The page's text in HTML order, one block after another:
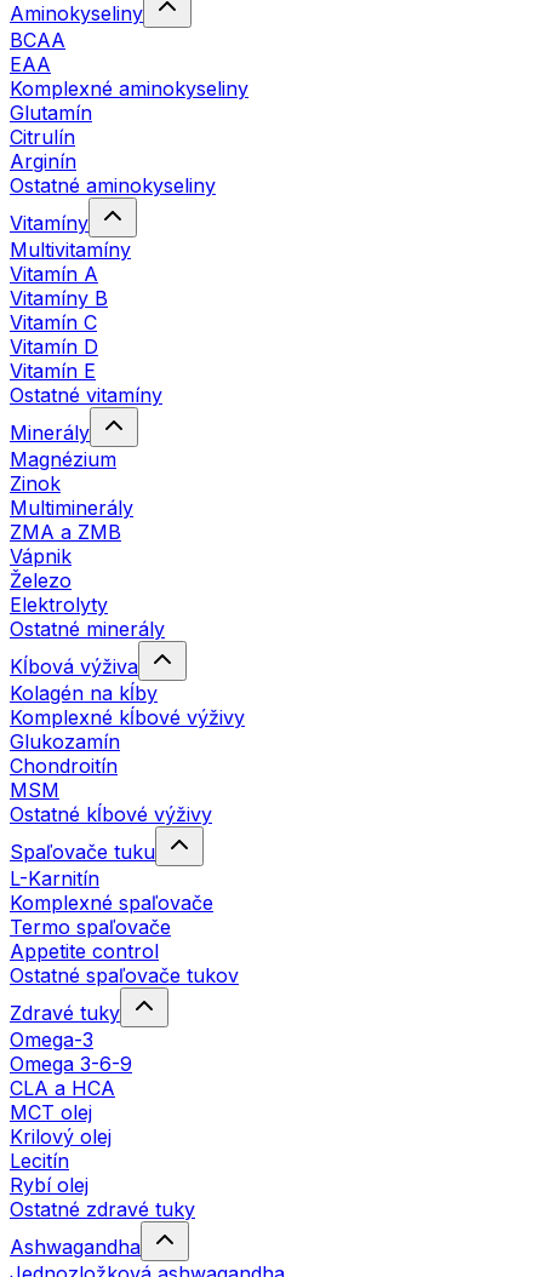
Aminokyseliny
BCAA
EAA
Komplexné aminokyseliny
Glutamín
Citrulín
Arginín
Ostatné aminokyseliny
Vitamíny
Multivitamíny
Vitamín A
Vitamíny B
Vitamín C
Vitamín D
Vitamín E
Ostatné vitamíny
Minerály
Magnézium
Zinok
Multiminerály
ZMA a ZMB
Vápnik
Železo
Elektrolyty
Ostatné minerály
Kĺbová výživa
Kolagén na kĺby
Komplexné kĺbové výživy
Glukozamín
Chondroitín
MSM
Ostatné kĺbové výživy
Spaľovače tuku
L-Karnitín
Komplexné spaľovače
Termo spaľovače
Appetite control
Ostatné spaľovače tukov
Zdravé tuky
Omega-3
Omega 3-6-9
CLA a HCA
MCT olej
Krilový olej
Lecitín
Rybí olej
Ostatné zdravé tuky
Ashwagandha